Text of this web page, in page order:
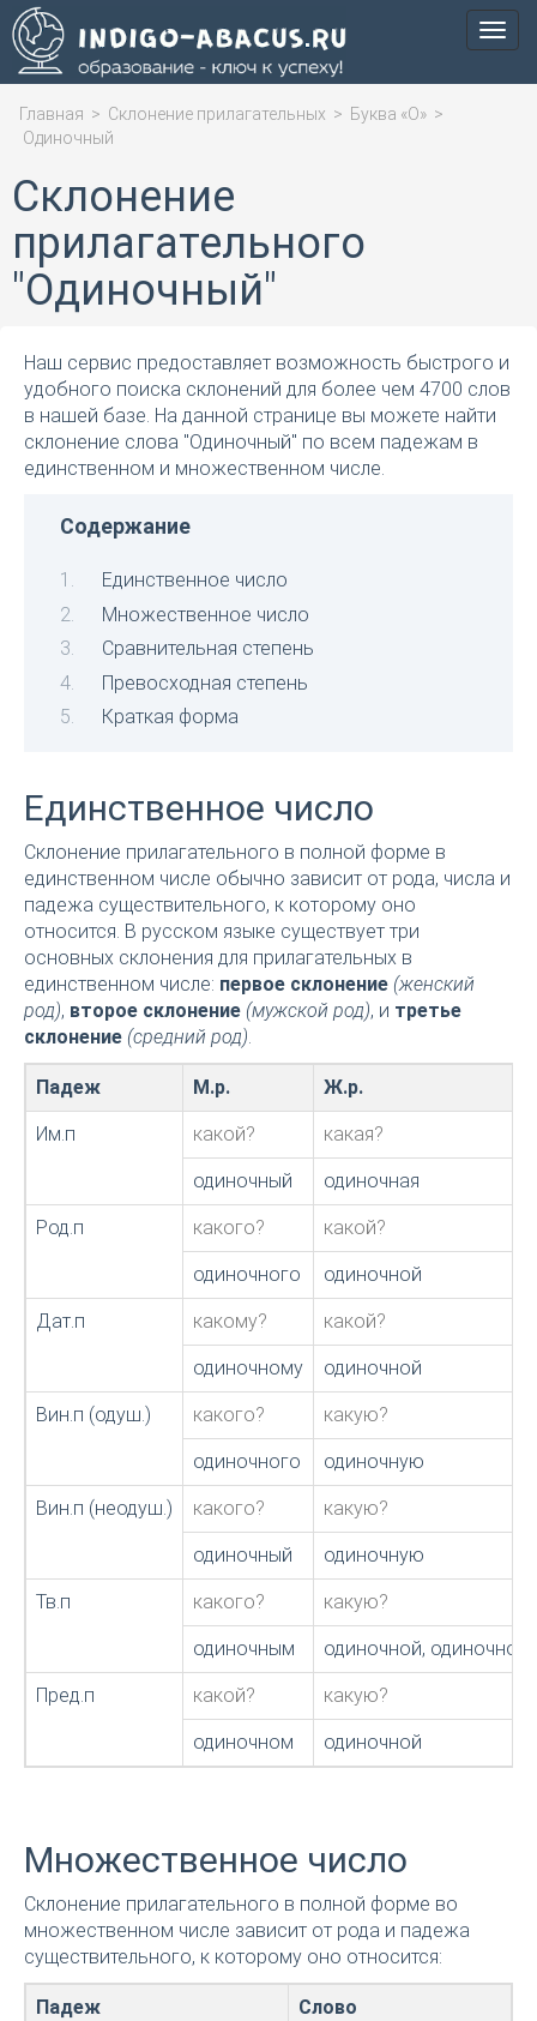
Меню
Главная > Склонение прилагательных > Буква «О» >
Одиночный
Склонение
прилагательного
"Одиночный"
Наш сервис предоставляет возможность быстрого и
удобного поиска склонений для более чем 4700 слов
в нашей базе. На данной странице вы можете найти
склонение слова "Одиночный" по всем падежам в
единственном и множественном числе.
Содержание
Единственное число
Множественное число
Сравнительная степень
Превосходная степень
Краткая форма
Единственное число
Склонение прилагательного в полной форме в
единственном числе обычно зависит от рода, числа и
падежа существительного, к которому оно
относится. В русском языке существует три
основных склонения для прилагательных в
единственном числе: первое склонение (женский
род), второе склонение (мужской род), и третье
склонение (средний род).
Падеж М.р. Ж.р.
Им.п какой? какая?
одиночный одиночная
Род.п какого? какой?
одиночного одиночной
Дат.п какому? какой?
одиночному одиночной
Вин.п (одуш.) какого? какую?
одиночного одиночную
Вин.п (неодуш.) какого? какую?
одиночный одиночную
Тв.п какого? какую?
одиночным одиночной, одиночною
Пред.п какой? какую?
одиночном одиночной
Множественное число
Склонение прилагательного в полной форме во
множественном числе зависит от рода и падежа
существительного, к которому оно относится:
Падеж Слово